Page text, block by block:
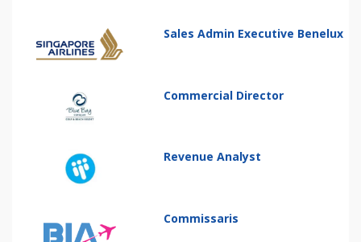
Sales Admin Executive Benelux
Commercial Director
Revenue Analyst
Commissaris